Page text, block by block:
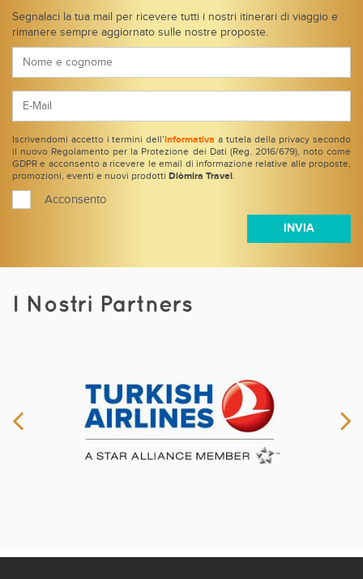
Segnalaci la tua mail per ricevere tutti i nostri itinerari di viaggio e
rimanere sempre aggiornato sulle nostre proposte.
Iscrivendomi accetto i termini dell’ informativa a tutela della privacy secondo
il nuovo Regolamento per la Protezione dei Dati (Reg. 2016/679), noto come
GDPR e acconsento a ricevere le email di informazione relative alle proposte,
promozioni, eventi e nuovi prodotti Diòmira Travel .
Acconsento
I Nostri Partners